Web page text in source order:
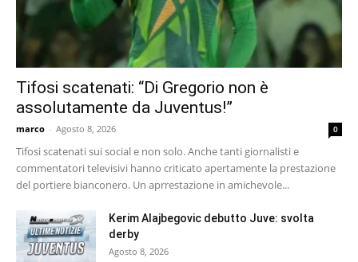
Tifosi scatenati: “Di Gregorio non è
assolutamente da Juventus!”
marco - Agosto 8, 2026 0
Tifosi scatenati sui social e non solo. Anche tanti giornalisti e
commentatori televisivi hanno criticato apertamente la prestazione
del portiere bianconero. Un aprrestazione in amichevole...
Kerim Alajbegovic debutto Juve: svolta
derby
Agosto 8, 2026